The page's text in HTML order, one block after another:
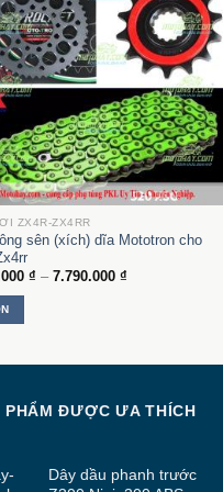
ZX4R-ZX4RR
sên (xích) dĩa Mototron cho
₫ – 7.790.000₫
PHẨM ĐƯỢC ƯA THÍCH
Dây dầu phanh trước